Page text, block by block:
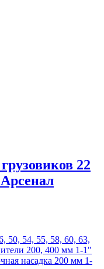
22
50, 54, 55, 58, 60, 63,
200, 400 мм 1-1"
насадка 200 мм 1-